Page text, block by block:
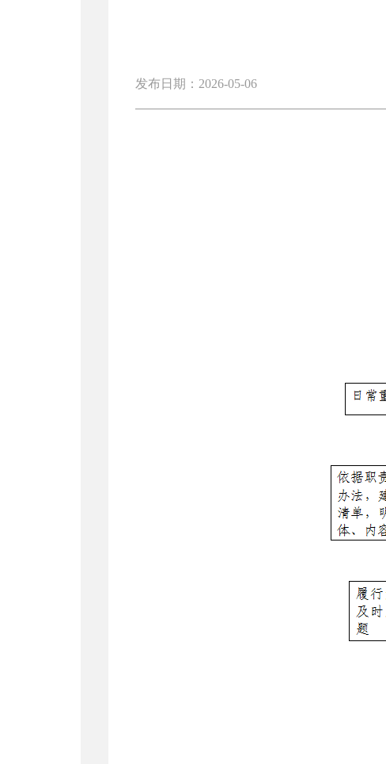
发布日期：2026-05-06